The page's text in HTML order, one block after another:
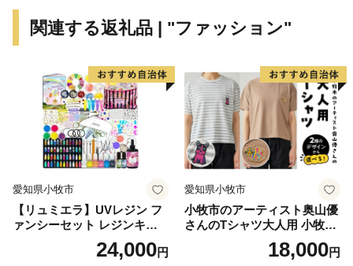
【寄附受納証およびワンストップ特例申請書について】
・入金確認後約1週間でお届けします。
・受付後、メールにて受付通知をお送りします。
【お問合せについて】
場合がございます。
・メールアドレス：furusato-kifu@city.nishiwaki.lg.jp
＜個人情報保護方針について＞
関連する返礼品 | "ファッション"
愛知県小牧市
【リュミエラ】UVレジン フ
ァンシーセット レジンキッ
ト ハンドメイド レジンクラ
フト アクセサリーキット 手
24,000円
愛知県小牧市
小牧市のアーティスト奥山優
さんのTシャツ大人用 小牧市
18,000円